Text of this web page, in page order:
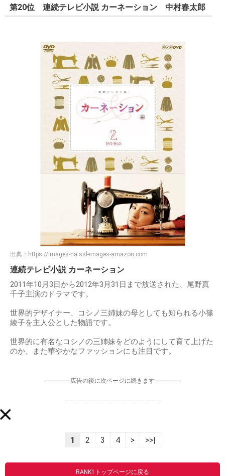
第20位 連続テレビ小説 カーネーション 中村春太郎
出典： https://images-na.ssl-images-amazon.com
連続テレビ小説 カーネーション
2011年10月3日から2012年3月31日まで放送された、尾野真
千子主演のドラマです。
世界的デザイナー、コシノ三姉妹の母としても知られる小篠
綾子を主人公とした物語です。
世界的に有名なコシノの三姉妹をどのようにして育て上げた
のか、また華やかなファッションにも注目です。
-----------------広告の後に次ページに続きます-----------------
----------------------------------------------------------------
1 2 3 4 > >>|
RANK1トップページに戻る